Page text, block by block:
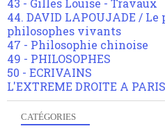
43 - Gilles Louise - Travaux
44. DAVID LAPOUJADE /
philosophes vivants
47 - Philosophie chinoise
49 - PHILOSOPHES
50 - ECRIVAINS
L'EXTREME DROITE A
CATÉGORIES